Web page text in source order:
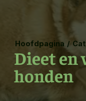
Hoofdpagina /
Dieet en
honden